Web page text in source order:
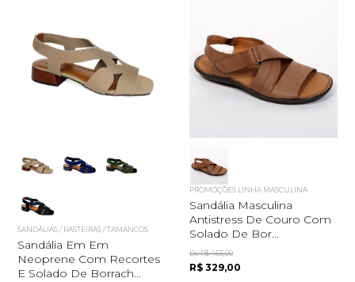
SANDÁLIAS / RASTEIRAS / TAMANCOS
Sandália Em Em
Neoprene Com Recortes
E Solado De Borrach...
PROMOÇÕES LINHA MASCULINA
Sandália Masculina
Antistress De Couro Com
Solado De Bor...
De R$ 465,00
R$ 329,00